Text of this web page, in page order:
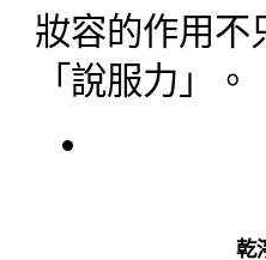
妝容的作用不
「說服力」。
乾